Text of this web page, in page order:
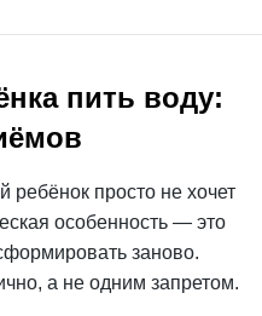
пить воду:
ребёнок просто не хочет
особенность — это
заново.
а не одним запретом.